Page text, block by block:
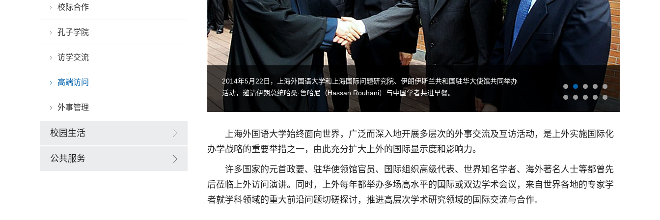
校际合作
孔子学院
访学交流
高端访问
外事管理
校园生活
公共服务
2014年5月22日，上海外国语大学和上海国际问题研究院、伊朗伊斯兰共和国驻华大使馆共同举办
活动，邀请伊朗总统哈桑·鲁哈尼（Hassan Rouhani‎）与中国学者共进早餐。
上海外国语大学始终面向世界，广泛而深入地开展多层次的外事交流及互访活动，是上外实施国际化
办学战略的重要举措之一，由此充分扩大上外的国际显示度和影响力。
许多国家的元首政要、驻华使领馆官员、国际组织高级代表、世界知名学者、海外著名人士等都曾先
后莅临上外访问演讲。同时， 上外每年都举办多场高水平的国际或双边学术会议，来自世界各地的专家学
者就学科领域的重大前沿问题切磋探讨，推进高层次学术研究领域的国际交流与合作。